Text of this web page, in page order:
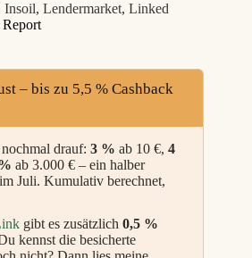
Insoil, Lendermarket, Linked
– bis zu 5,5 % Cashback
drauf: 3 % ab 10 €, 4
ab 3.000 € – ein halber
Juli. Kumulativ berechnet,
gibt es zusätzlich 0,5 %
kennst die besicherte